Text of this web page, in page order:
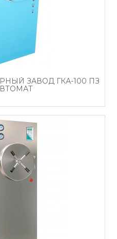
ЗАВОД ГКА-100 ПЗ